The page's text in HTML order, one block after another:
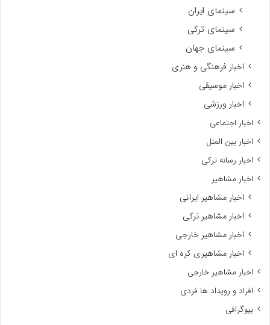
سینمای ایران
سینمای ترکی
سینمای جهان
اخبار فرهنگی و هنری
اخبار موسیقی
اخبار ورزشی
اخبار اجتماعی
اخبار بین الملل
اخبار رسانه ترکی
اخبار مشاهیر
اخبار مشاهیر ایرانی
اخبار مشاهیر ترکی
اخبار مشاهیر خارجی
اخبار مشاهیری کره ای
اخبار مشاهیر خارجی
افراد و رویداد ها فردی
بیوگرافی